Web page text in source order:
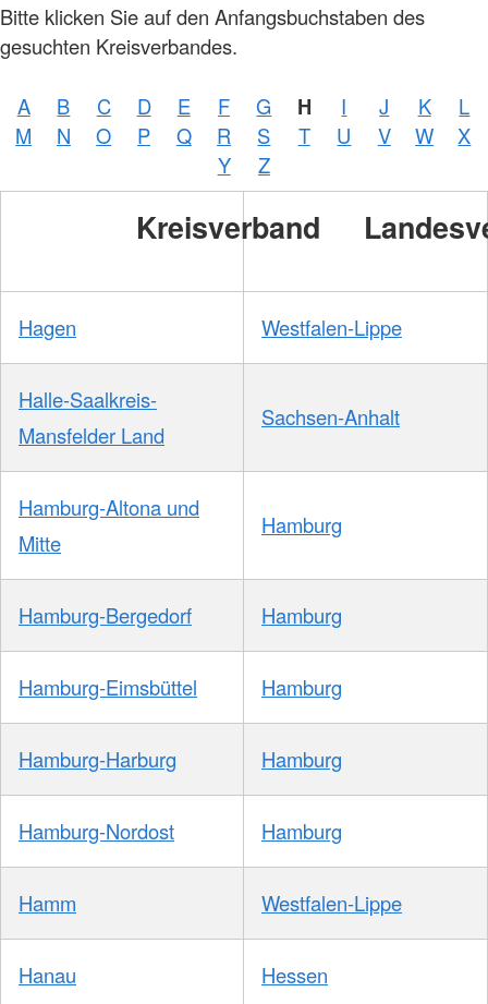
Bitte klicken Sie auf den Anfangsbuchstaben des
gesuchten Kreisverbandes.
A B C D E F G H I J K
L
M
N O P Q R S T U V W
X
Y
Z
Kreisverband
Hagen Westfalen-Lippe
Halle-Saalkreis-
Mansfelder Land
Sachsen-Anhalt
Hamburg-Altona und
Mitte
Hamburg
Hamburg-Bergedorf Hamburg
Hamburg-Eimsbüttel Hamburg
Hamburg-Harburg Hamburg
Hamburg-Nordost Hamburg
Hamm Westfalen-Lippe
Hanau Hessen